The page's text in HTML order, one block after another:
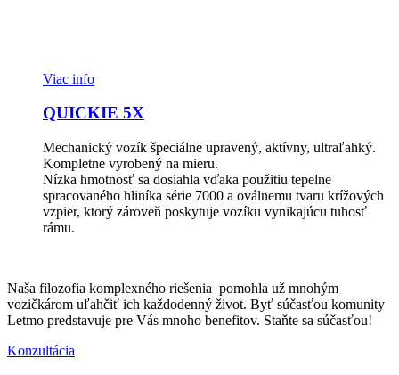
Viac info
QUICKIE 5X
Mechanický vozík špeciálne upravený, aktívny, ultraľahký.
Kompletne vyrobený na mieru.
Nízka hmotnosť sa dosiahla vďaka použitiu tepelne
spracovaného hliníka série 7000 a oválnemu tvaru krížových
vzpier, ktorý zároveň poskytuje vozíku vynikajúcu tuhosť
rámu.
Naša filozofia komplexného riešenia pomohla už mnohým
vozičkárom uľahčiť ich každodenný život. Byť súčasťou komunity
Letmo predstavuje pre Vás mnoho benefitov. Staňte sa súčasťou!
Konzultácia